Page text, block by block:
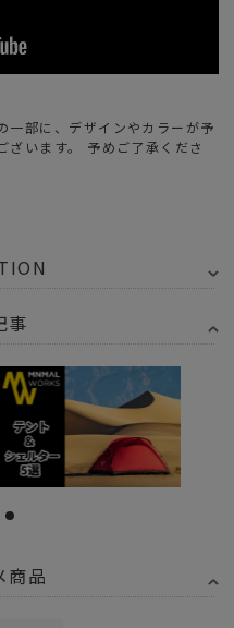
部に、デザインやカラーが予
ざいます。 予めご了承くださ
事
商品